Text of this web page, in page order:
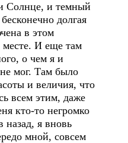
Солнце, и темный
долгая
в этом
месте. И еще там
о чем я и
мог. Там было
и величия, что
всем этим, даже
кто-то негромко
назад, я вновь
мной, совсем